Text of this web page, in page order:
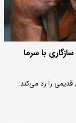
با سرما
قدیمی را رد می‌کند: